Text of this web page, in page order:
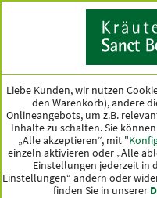
Land
KATEGORIEN ANGEBOTE
Liebe Kunden, wir nutzen
den Warenkorb), andere
Onlineangebots, um z.B.
Inhalte zu schalten. Sie
„Alle akzeptieren“, mit "
einzeln aktivieren oder „Alle
Einstellungen jederzeit in
Einstellungen“ ändern oder
finden Sie in unserer